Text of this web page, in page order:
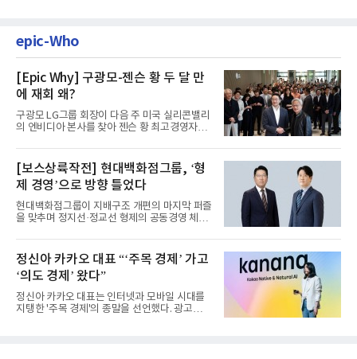
epic-Who
[Epic Why] 구광모-젠슨 황 두 달 만
에 재회 왜?
구광모 LG그룹 회장이 다음 주 미국 실리콘밸리
의 엔비디아 본사를 찾아 젠슨 황 최고경영자
[보스상륙작전] 현대백화점그룹, ‘형
제 경영’으로 방향 틀었다
현대백화점그룹이 지배구조 개편의 마지막 퍼즐
을 맞추며 정지선·정교선 형제의 공동경영 체제
정신아 카카오 대표 “‘주목 경제’ 가고
‘의도 경제’ 왔다”
정신아 카카오 대표는 인터넷과 모바일 시대를
지탱한 '주목 경제'의 종말을 선언했다. 광고를